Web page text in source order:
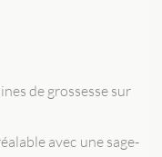
de grossesse sur
avec une sage-